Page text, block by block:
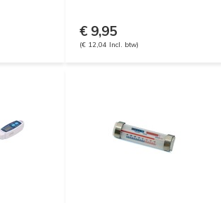
€ 9,95
(€ 12,04 Incl. btw)